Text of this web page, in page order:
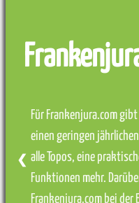
Für Frankenjura.com
einen geringen
alle Topos, eine
Funktionen mehr.
Frankenjura.com bei
❮